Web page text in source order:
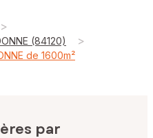
>
(84120) >
de 1600m²
par